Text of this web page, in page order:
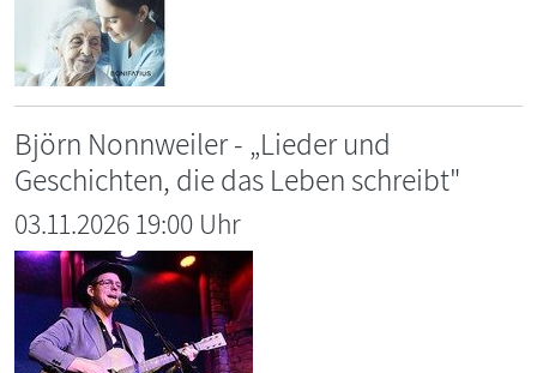
Björn Nonnweiler - „Lieder und
Geschichten, die das Leben schreibt"
03.11.2026 19:00 Uhr